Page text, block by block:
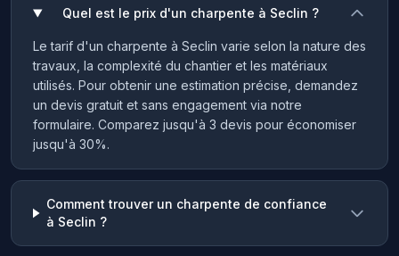
Quel est le prix d'un charpente à Seclin ?
Le tarif d'un charpente à Seclin varie selon la nature des
travaux, la complexité du chantier et les matériaux
utilisés. Pour obtenir une estimation précise, demandez
un devis gratuit et sans engagement via notre
formulaire. Comparez jusqu'à 3 devis pour économiser
jusqu'à 30%.
Comment trouver un charpente de confiance
à Seclin ?